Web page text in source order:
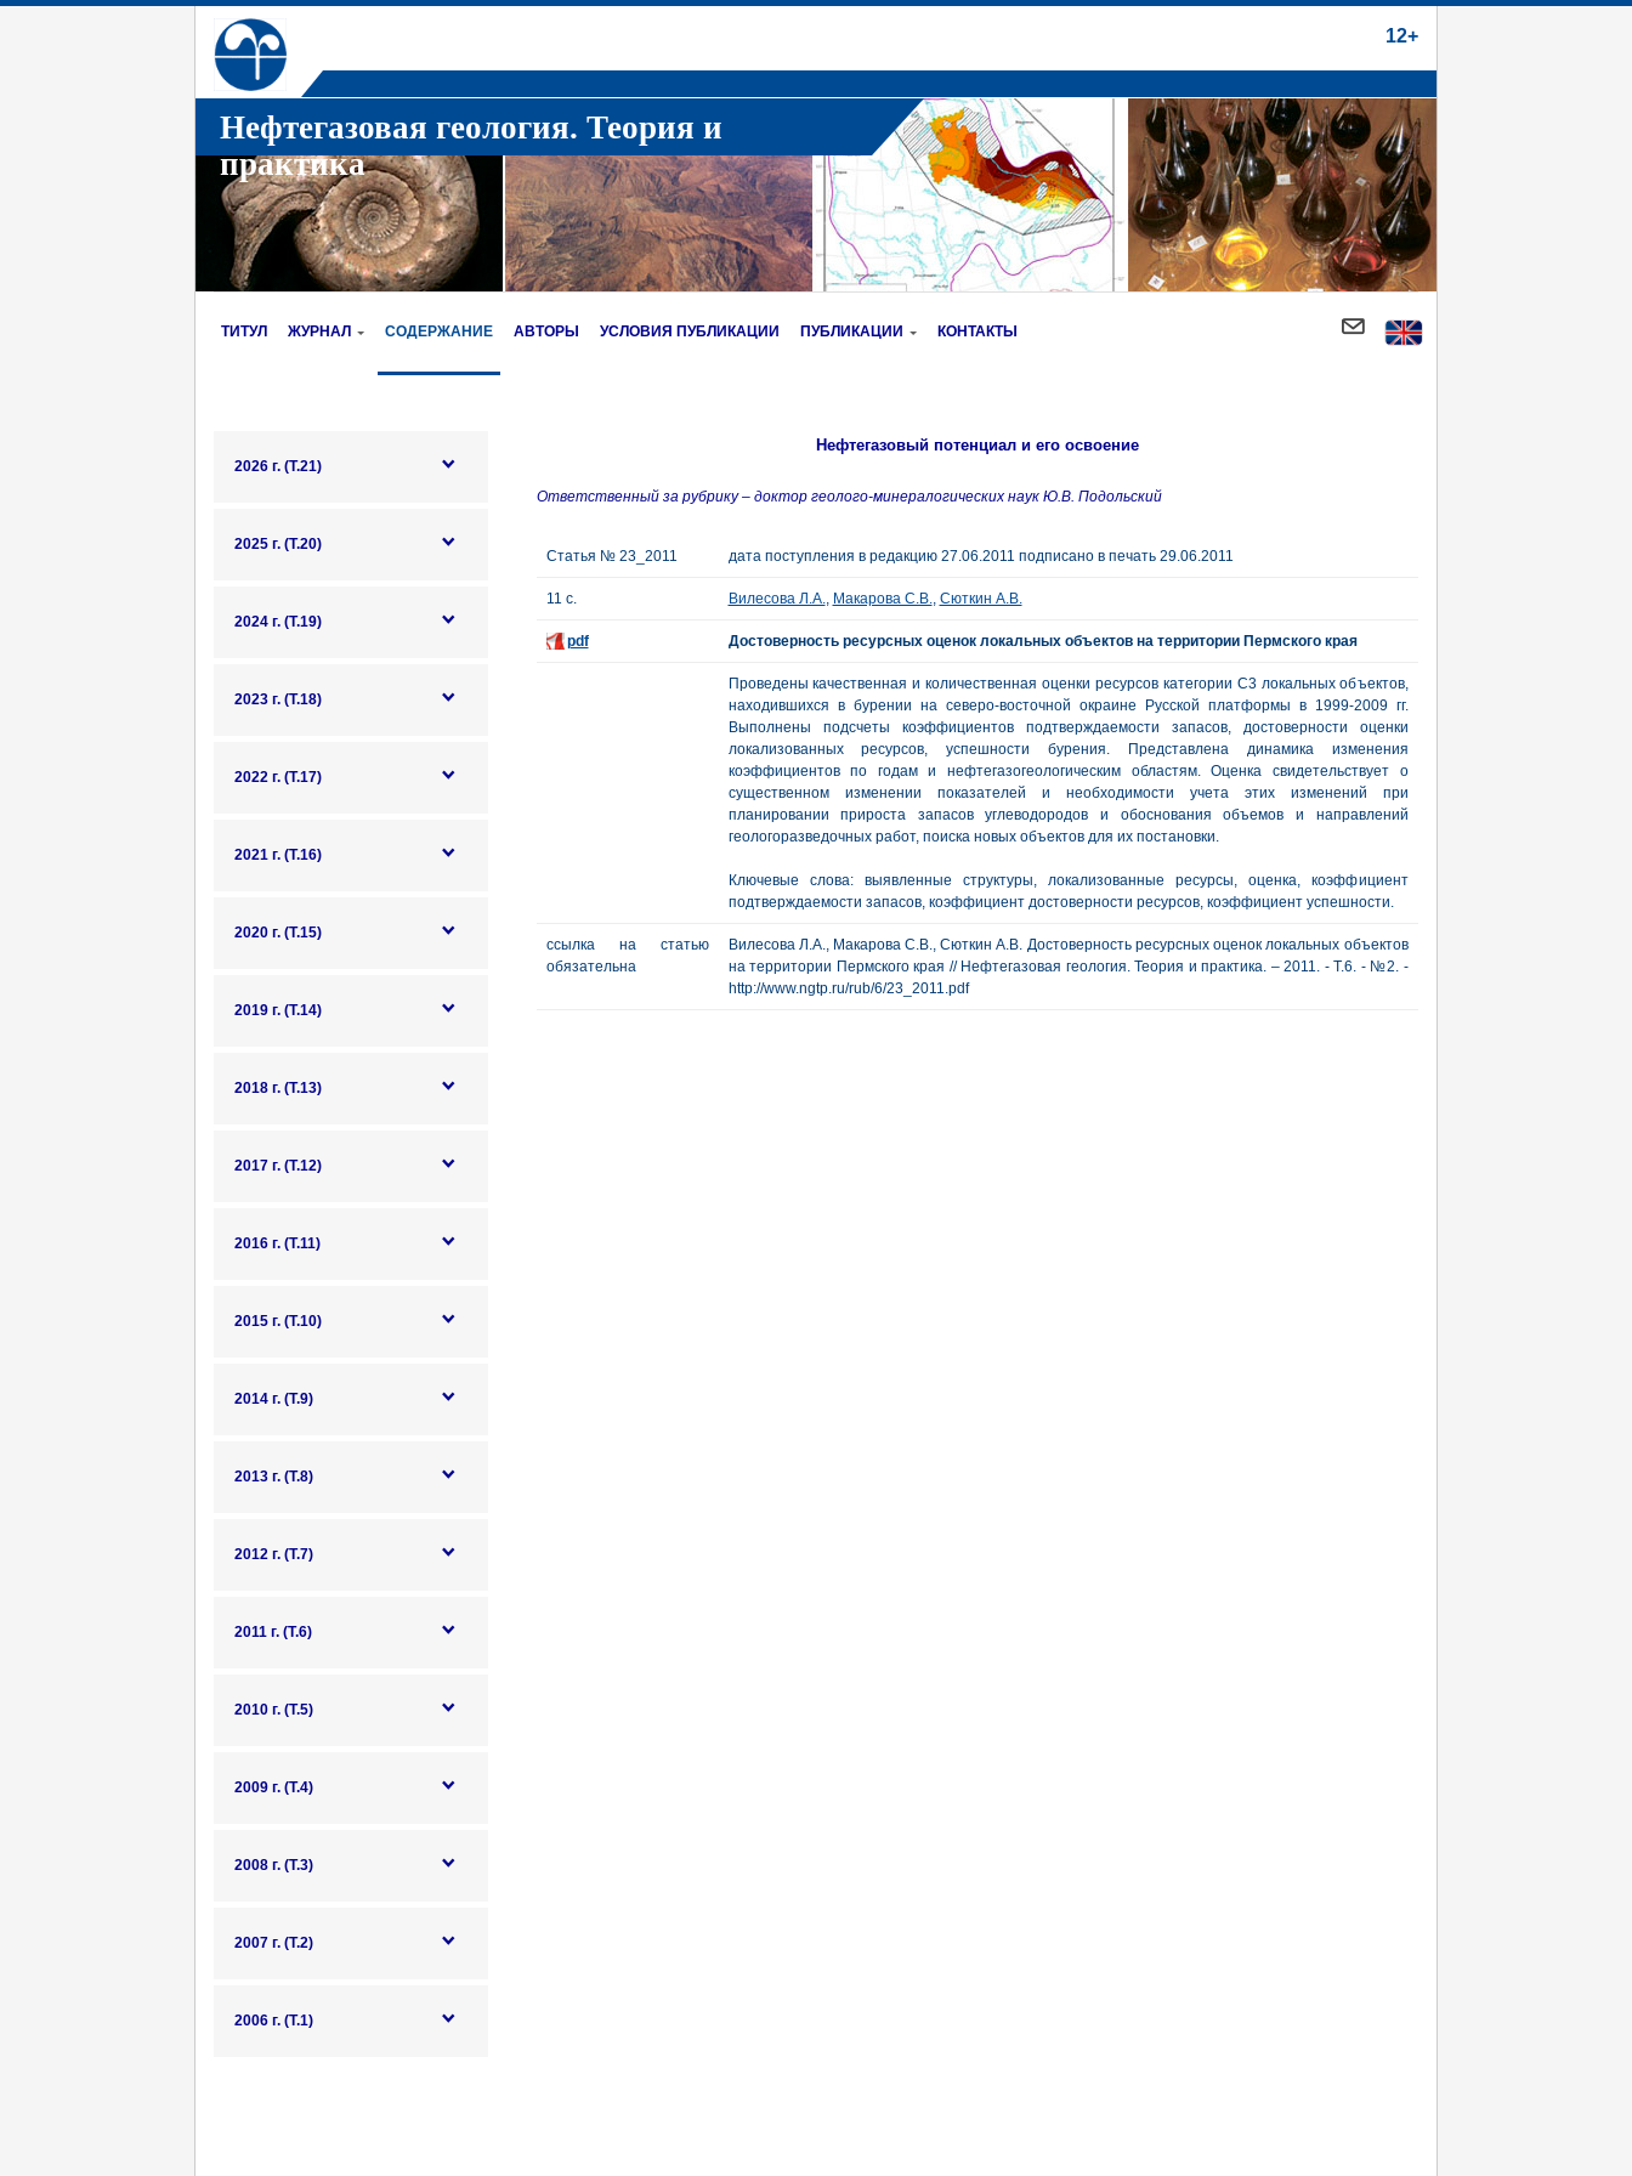
12+
Нефтегазовая геология. Теория и
практика
ТИТУЛ ЖУРНАЛ СОДЕРЖАНИЕ АВТОРЫ УСЛОВИЯ ПУБЛИКАЦИИ ПУБЛИКАЦИИ КОНТАКТЫ
2026 г. (Т.21)
2025 г. (Т.20)
2024 г. (Т.19)
2023 г. (Т.18)
2022 г. (Т.17)
2021 г. (Т.16)
2020 г. (Т.15)
2019 г. (Т.14)
2018 г. (Т.13)
2017 г. (Т.12)
2016 г. (Т.11)
2015 г. (Т.10)
2014 г. (Т.9)
2013 г. (Т.8)
2012 г. (Т.7)
2011 г. (Т.6)
2010 г. (Т.5)
2009 г. (Т.4)
2008 г. (Т.3)
2007 г. (Т.2)
2006 г. (Т.1)
Нефтегазовый потенциал и его освоение
Ответственный за рубрику – доктор геолого-минералогических наук Ю.В. Подольский
Статья № 23_2011 дата поступления в редакцию 27.06.2011 подписано в печать 29.06.2011
11 с. Вилесова Л.А., Макарова С.В., Сюткин А.В.
pdf Достоверность ресурсных оценок локальных объектов на территории Пермского края
Проведены качественная и количественная оценки ресурсов категории С3 локальных объектов,
находившихся в бурении на северо-восточной окраине Русской платформы в 1999-2009 гг.
Выполнены подсчеты коэффициентов подтверждаемости запасов, достоверности оценки
локализованных ресурсов, успешности бурения. Представлена динамика изменения
коэффициентов по годам и нефтегазогеологическим областям. Оценка свидетельствует о
существенном изменении показателей и необходимости учета этих изменений при
планировании прироста запасов углеводородов и обоснования объемов и направлений
геологоразведочных работ, поиска новых объектов для их постановки.
Ключевые слова: выявленные структуры, локализованные ресурсы, оценка, коэффициент
подтверждаемости запасов, коэффициент достоверности ресурсов, коэффициент успешности.
ссылка на статью
обязательна
Вилесова Л.А., Макарова С.В., Сюткин А.В. Достоверность ресурсных оценок локальных объектов
на территории Пермского края // Нефтегазовая геология. Теория и практика. – 2011. - Т.6. - №2. -
http://www.ngtp.ru/rub/6/23_2011.pdf